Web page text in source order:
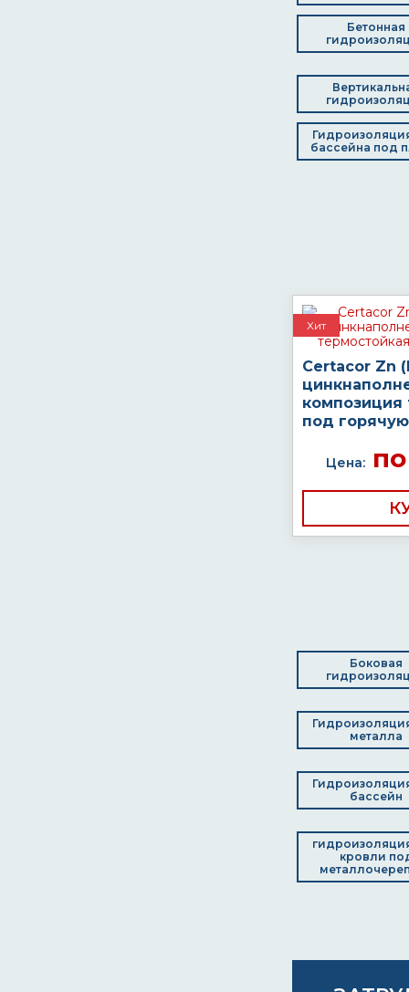
Бетонная
бассейна под
Хит
Certacor Zn
композиция
под
Цена:по
Боковая
металла
бассейн
кровли